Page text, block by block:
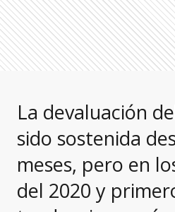
La devaluación
sido sostenida
meses, pero en
del 2020 y